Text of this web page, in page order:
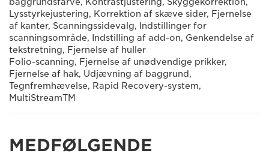
Lysstyrkejustering, Korrektion af skæve sider, Fjernelse
af kanter, Scanningssidevalg, Indstillinger for
scanningsområde, Indstilling af add-on, Genkendelse af
tekstretning, Fjernelse af huller
Folio-scanning, Fjernelse af unødvendige prikker,
Fjernelse af hak, Udjævning af baggrund,
Tegnfremhævelse, Rapid Recovery-system,
MultiStreamTM
MEDFØLGENDE